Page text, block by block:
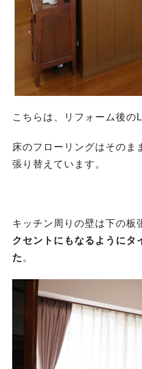
こちらは、リフォーム後の
床のフローリングはそのま
張り替えています。
キッチン周りの壁は下の板
クセントにもなるようにタ
た。